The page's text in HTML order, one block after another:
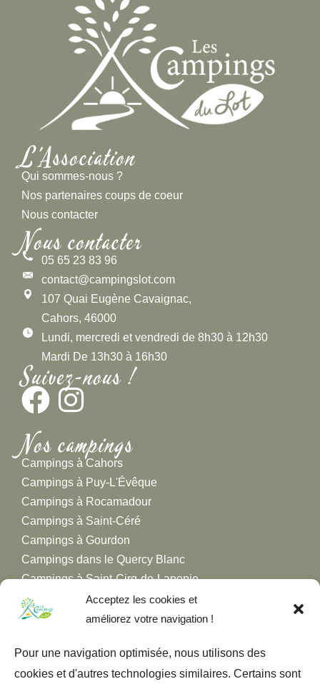
Acceptez les cookies et
améliorez votre navigation !
Pour une navigation optimisée, nous utilisons des
cookies et d'autres technologies similaires. Certains sont
L'Association
Qui sommes-nous ?
Nos partenaires coups de coeur
Nous contacter
Nous contacter
05 65 23 83 96
contact@campingslot.com
107 Quai Eugène Cavaignac,
Cahors, 46000
Lundi, mercredi et vendredi de 8h30 à 12h30
Mardi De 13h30 à 16h30
Suivez-nous !
Nos campings
Campings à Cahors
Campings à Puy-L'Évêque
Campings à Rocamadour
Campings à Saint-Céré
Campings à Gourdon
Campings dans le Quercy Blanc
Campings à Saint-Cirq-de-Lapopie
Campings à Figeac
Campings dans la Vallée de la Dordogne
Campings dans la Vallée du Célé